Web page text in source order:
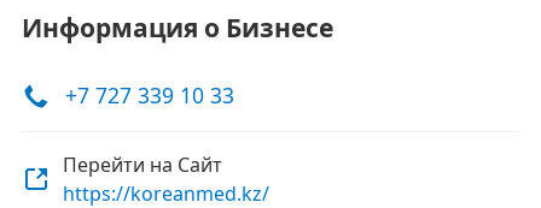
Информация о Бизнесе
+7 727 339 10 33
Перейти на Сайт
https://koreanmed.kz/